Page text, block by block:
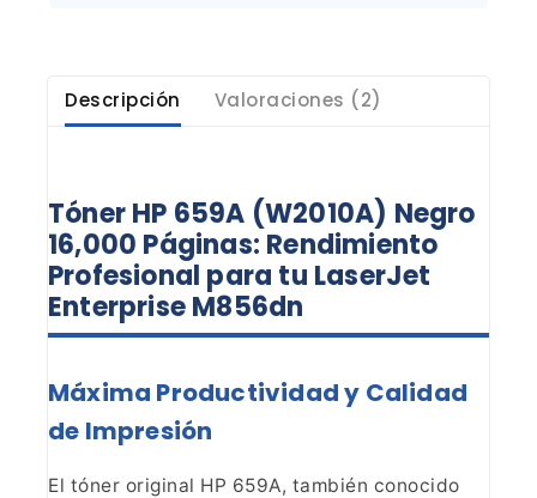
Descripción Valoraciones (2)
Tóner HP 659A (W2010A) Negro
16,000 Páginas: Rendimiento
Profesional para tu LaserJet
EnterpriseM856dn
Máxima Productividad y Calidad
de Impresión
El tóner original HP 659A, también conocido